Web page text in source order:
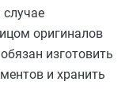
оригиналов
изготовить
и хранить